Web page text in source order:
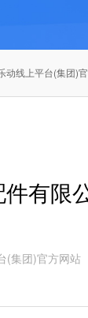
动线上平台(集团)
有限
(集团)官方网站